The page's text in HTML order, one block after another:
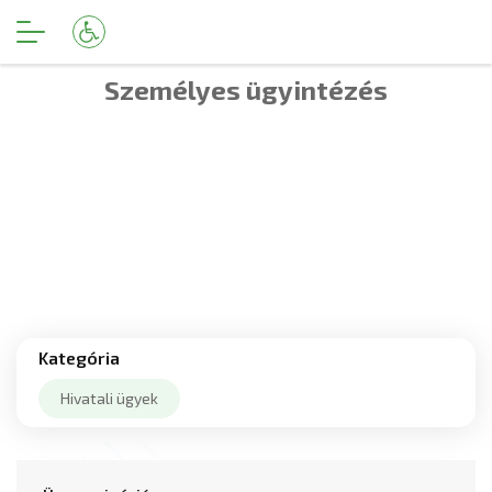
Személyes ügyintézés
Kategória
Hivatali ügyek